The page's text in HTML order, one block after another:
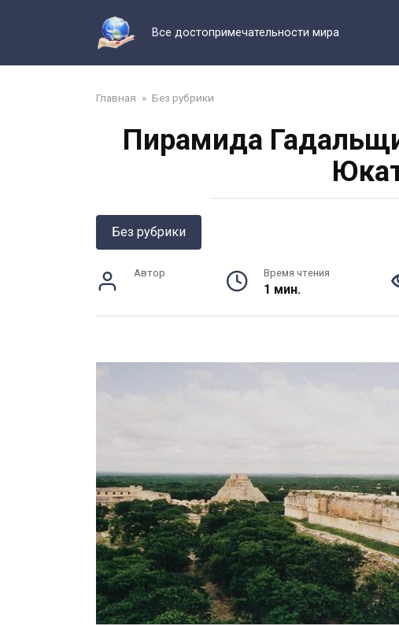
Все достопримечательности мира
Главная » Без рубрики
Пирамида
Без рубрики
Автор Время чтения
1 мин.